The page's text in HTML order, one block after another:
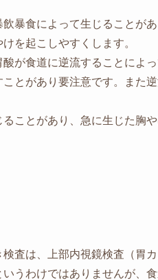
暴食によって生じることがあ
を起こしやすくします。
が食道に逆流することによっ
とがあり要注意です。また逆
ことがあり、急に生じた胸や
査は、上部内視鏡検査（胃カ
うわけではありませんが、